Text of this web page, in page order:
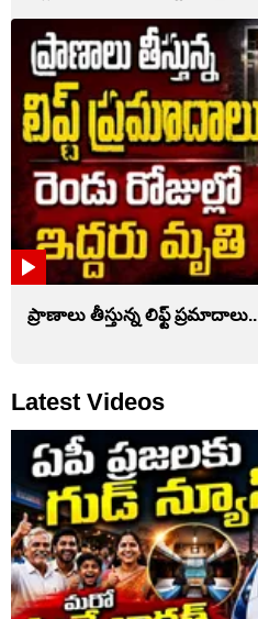
ప్రాణాలు తీస్తున్న లిఫ్ట్‌
Latest Videos